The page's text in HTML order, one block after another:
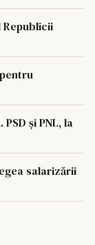
Republicii
și PNL, la
salarizării